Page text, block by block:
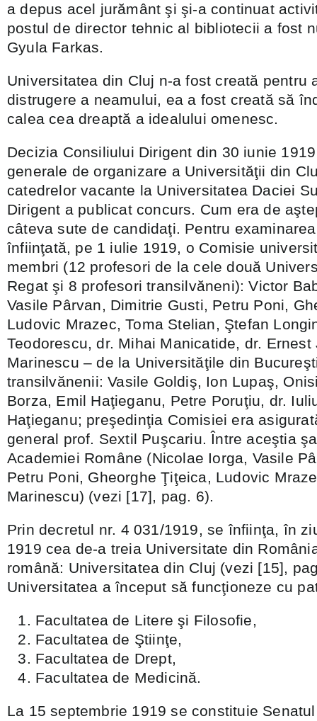
a depus acel jurământ şi şi-a continuat
postul de director tehnic al bibliotecii a fost
Gyula Farkas.
Universitatea din Cluj n-a fost creată pentru
distrugere a neamului, ea a fost creată să
calea cea dreaptă a idealului omenesc.
Decizia Consiliului Dirigent din 30 iunie
generale de organizare a Universităţii din
catedrelor vacante la Universitatea Daciei
Dirigent a publicat concurs. Cum era de
câteva sute de candidaţi. Pentru
înfiinţată, pe 1 iulie 1919, o Comisie
membri (12 profesori de la cele două
Regat şi 8 profesori transilvăneni): Victor
Vasile Pârvan, Dimitrie Gusti, Petru Poni,
Ludovic Mrazec, Toma Stelian, Ştefan
Teodorescu, dr. Mihai Manicatide, dr.
Marinescu – de la Universităţile din
transilvănenii: Vasile Goldiş, Ion Lupaş,
Borza, Emil Haţieganu, Petre Poruţiu, dr.
Haţieganu; preşedinţia Comisiei era
general prof. Sextil Puşcariu. Între aceştia
Academiei Române (Nicolae Iorga, Vasile
Petru Poni, Gheorghe Ţiţeica, Ludovic
Marinescu) (vezi [17], pag. 6).
Prin decretul nr. 4 031/1919, se înfiinţa, în
1919 cea de-a treia Universitate din
română: Universitatea din Cluj (vezi [15],
Universitatea a început să funcţioneze cu
Facultatea de Litere şi Filosofie,
Facultatea de Ştiinţe,
Facultatea de Drept,
Facultatea de Medicină.
La 15 septembrie 1919 se constituie